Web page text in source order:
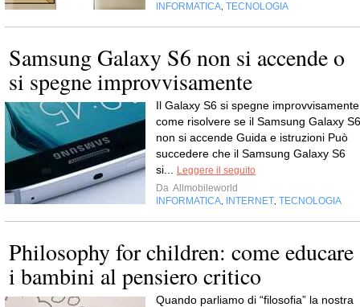
INFORMATICA TECNOLOGIA
Samsung Galaxy S6 non si accende o
si spegne improvvisamente
Il Galaxy S6 si spegne improvvisamente
come risolvere se il Samsung Galaxy S6
non si accende Guida e istruzioni Può
succedere che il Samsung Galaxy S6
si...
Leggere il seguito
Da Allmobileworld
INFORMATICA
INTERNET TECNOLOGIA
Philosophy for children: come educare
i bambini al pensiero critico
Quando parliamo di “filosofia” la nostra